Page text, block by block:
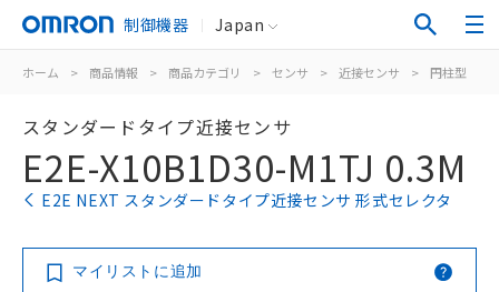
制御機器 Japan
ホーム > 商品情報 > 商品カテゴリ > センサ > 近接センサ > 円柱型
スタンダードタイプ近接センサ
E2E-X10B1D30-M1TJ 0.3M
E2E NEXT スタンダードタイプ近接センサ 形式セレクタ
マイリストに追加